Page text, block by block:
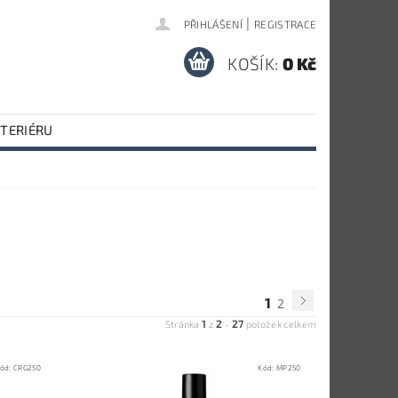
PŘIHLÁŠENÍ | REGISTRACE
KOŠÍK: 0 Kč
1 2
Stránka1 z2 - 27 položek celkem
CRG250 Kód:MP250